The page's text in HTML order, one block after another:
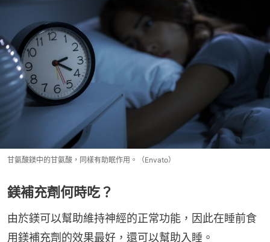
甘氨酸鎂中的甘氨酸，同樣有助眠作用。（Envato）
鎂補充劑何時吃？
由於鎂可以幫助維持神經的正常功能，因此在睡前食
用鎂補充劑的效果最好，還可以幫助入睡。